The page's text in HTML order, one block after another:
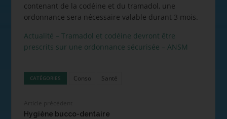
contenant de la codéine et du tramadol, une
ordonnance sera nécessaire valable durant 3 mois.
Actualité – Tramadol et codéine devront être
prescrits sur une ordonnance sécurisée – ANSM
CATÉGORIES Conso Santé
Hygiène bucco-dentaire